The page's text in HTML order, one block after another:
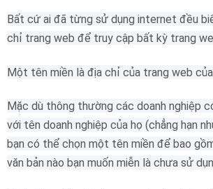
Bất cứ ai đã từng sử dụng internet đều
chỉ trang web để truy cập bất kỳ trang
Một tên miền là địa chỉ của trang web của
Mặc dù thông thường các doanh nghiệp
với tên doanh nghiệp của họ (chẳng hạn
bạn có thể chọn một tên miền để bao
văn bản nào bạn muốn miễn là chưa sử